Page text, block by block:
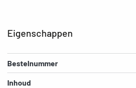
Eigenschappen
Bestelnummer
Inhoud